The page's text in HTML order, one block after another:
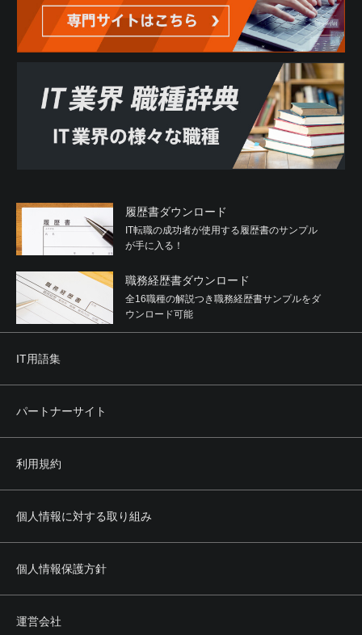
履歴書ダウンロード
IT転職の成功者が使用する履歴書のサンプル
が手に入る！
職務経歴書ダウンロード
全16職種の解説つき職務経歴書サンプルをダ
ウンロード可能
IT用語集
パートナーサイト
利用規約
個人情報に対する取り組み
個人情報保護方針
運営会社